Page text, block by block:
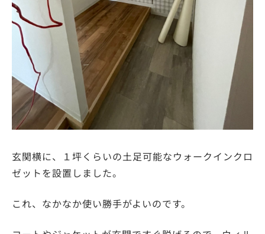
玄関横に、１坪くらいの土足可能なウォークインクロ
ゼットを設置しました。
これ、なかなか使い勝手がよいのです。